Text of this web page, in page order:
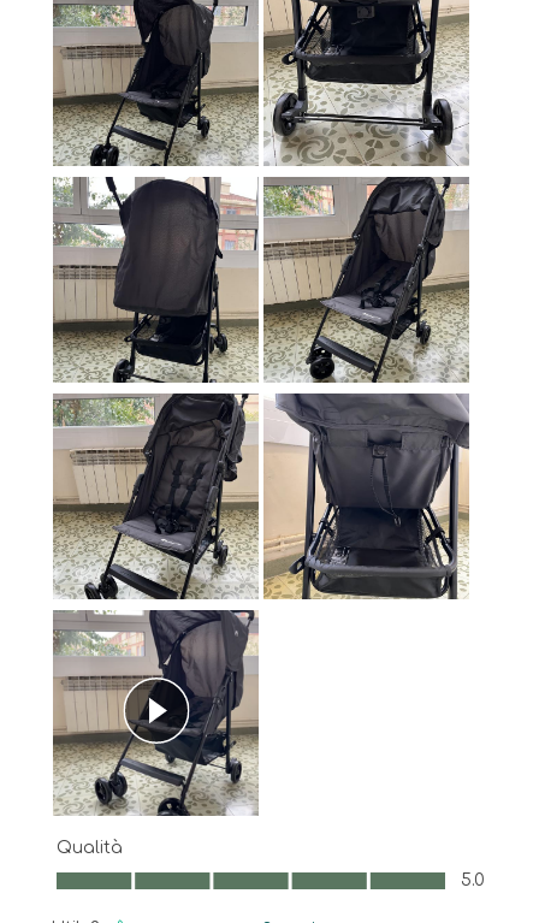
Qualità
Qualità, 5.0 su 5
5.0